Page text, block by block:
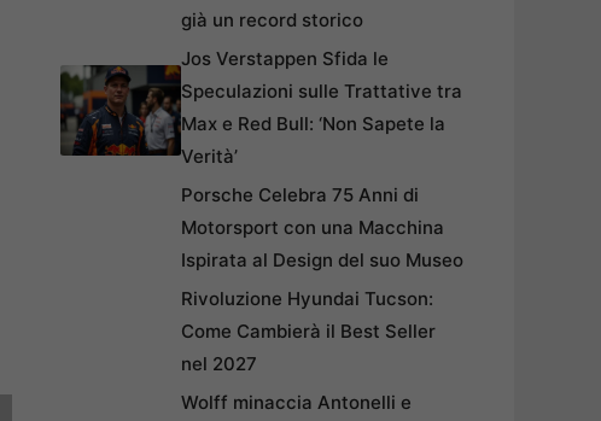
già un record storico
Jos Verstappen Sfida le
Speculazioni sulle Trattative tra
Max e Red Bull: ‘Non Sapete la
Verità’
Porsche Celebra 75 Anni di
Motorsport con una Macchina
Ispirata al Design del suo Museo
Rivoluzione Hyundai Tucson:
Come Cambierà il Best Seller
nel 2027
Wolff minaccia Antonelli e